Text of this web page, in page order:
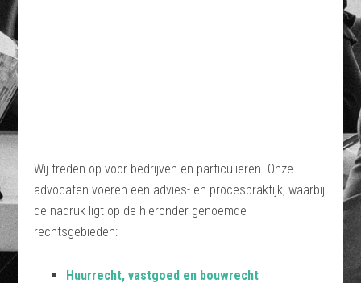
Wij treden op voor bedrijven en particulieren. Onze
advocaten voeren een advies- en procespraktijk, waarbij
de nadruk ligt op de hieronder genoemde
rechtsgebieden:
Huurrecht, vastgoed en bouwrecht